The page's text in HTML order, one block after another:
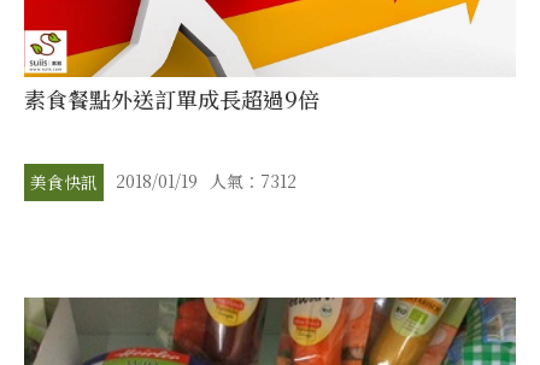
素食餐點外送訂單成長超過9倍
美食快訊 2018/01/19 人氣：7312